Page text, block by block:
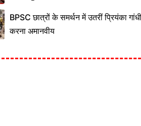
BPSC छात्रों के समर्थन में उतरीं प्रियंका
करना अमानवीय